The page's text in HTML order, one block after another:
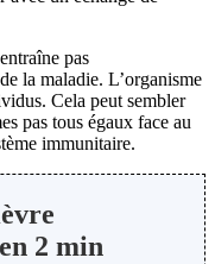
pas
la maladie. L’organisme
Cela peut sembler
pas tous égaux face au
immunitaire.
2 min